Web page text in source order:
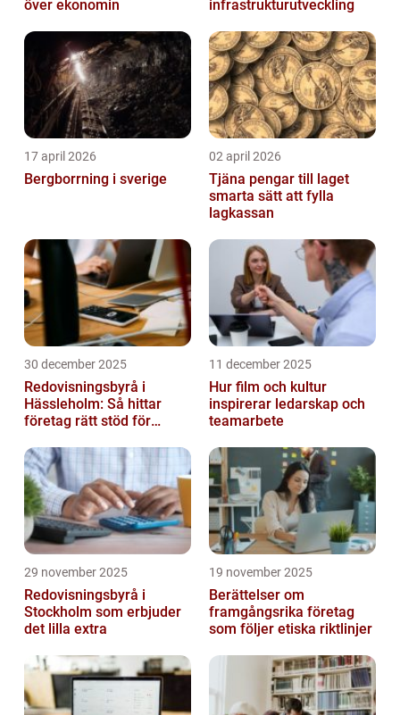
över ekonomin infrastrukturutveckling
17 april 2026
Bergborrning i sverige
02 april 2026
Tjäna pengar till laget
smarta sätt att fylla
lagkassan
30 december 2025
Redovisningsbyrå i
Hässleholm: Så hittar
företag rätt stöd för
11 december 2025
Hur film och kultur
inspirerar ledarskap och
teamarbete
29 november 2025
Redovisningsbyrå i
Stockholm som erbjuder
det lilla extra
19 november 2025
Berättelser om
framgångsrika företag
som följer etiska riktlinjer